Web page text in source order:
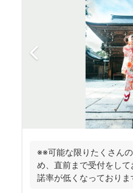
※※可能な限りたくさん
め、直前まで受付をし
諾率が低くなっており